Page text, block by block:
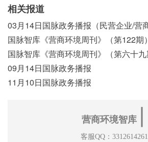
相关报道
09月14日国脉政务播报
11月10日国脉政务播报
营商环境智库
客服QQ：3312614261